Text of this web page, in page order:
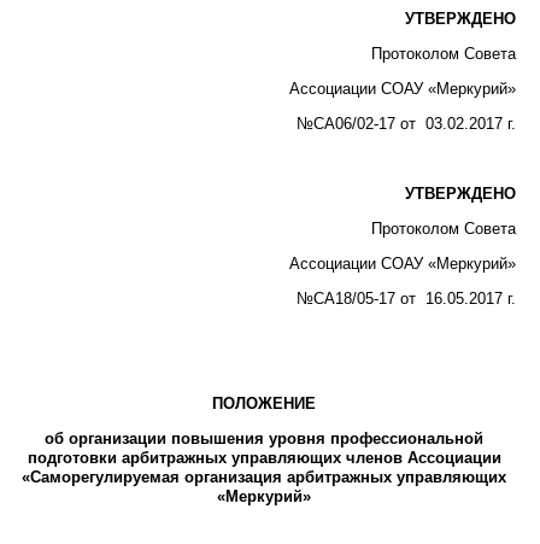
УТВЕРЖДЕНО
Протоколом Совета
Ассоциации СОАУ «Меркурий»
№СА06/02-17 от 03.02.2017 г.
УТВЕРЖДЕНО
Протоколом Совета
Ассоциации СОАУ «Меркурий»
№СА18/05-17 от 16.05.2017 г.
ПОЛОЖЕНИЕ
об организации повышения уровня профессиональной
подготовки арбитражныхуправляющих членов Ассоциации
«Саморегулируемая организация арбитражных управляющих
«Меркурий»